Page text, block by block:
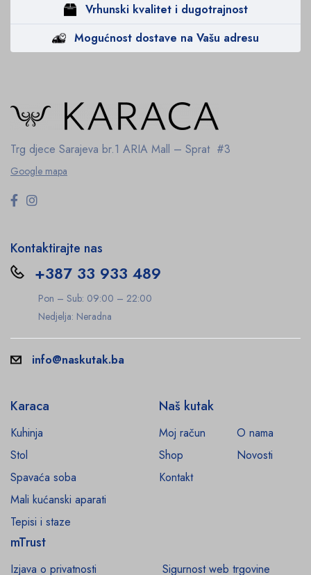
Vrhunski kvalitet i dugotrajnost
Mogućnost dostave na Vašu adresu
Trg djece Sarajeva br.1 ARIA Mall – Sprat #3
Google mapa
Kontaktirajte nas
+387 33 933 489
Pon – Sub: 09:00 – 22:00
Nedjelja: Neradna
info@naskutak.ba
Karaca
Kuhinja
Stol
Spavaća soba
Mali kućanski aparati
Tepisi i staze
Naš kutak
Moj račun
O nama
Shop
Novosti
Kontakt
mTrust
Izjava o privatnosti Sigurnost web trgovine